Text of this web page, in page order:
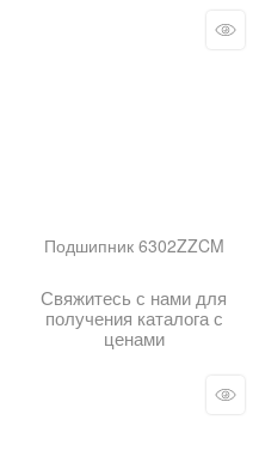
Подшипник 6302ZZCM
Свяжитесь с нами для
получения каталога с
ценами